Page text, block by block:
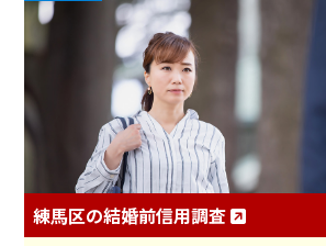
練馬区の結婚前信用調査